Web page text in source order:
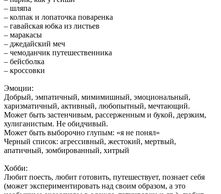
– шляпа
– колпак и лопаточка поваренка
– гавайская юбка из листьев
– маракасы
– джедайский меч
– чемоданчик путешественника
– бейсболка
– кроссовки
Эмоции:
Добрый, эмпатичный, мимимишный, эмоциональный,
харизматичный, активный, любопытный, мечтающий.
Может быть застенчивым, рассерженным и букой, дерзким,
хулиганистым. Не обидчивый.
Может быть выборочно глупым: «я не понял»
Черный список: агрессивный, жестокий, мертвый,
апатичный, зомбированный, хитрый
Хобби:
Любит поесть, любит готовить, путешествует, познает себя
(может экспериментировать над своим образом, а это